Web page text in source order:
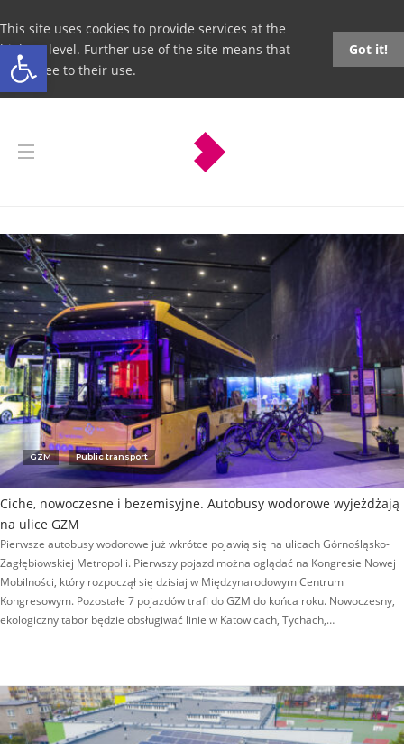
Open toolbar
This site uses cookies to provide services at the
highest level. Further use of the site means that
you agree to their use.
Got it!
GZM Public transport
Ciche, nowoczesne i bezemisyjne. Autobusy wodorowe wyjeżdżają
na ulice GZM
Pierwsze autobusy wodorowe już wkrótce pojawią się na ulicach Górnośląsko-
Zagłębiowskiej Metropolii. Pierwszy pojazd można oglądać na Kongresie Nowej
Mobilności, który rozpoczął się dzisiaj w Międzynarodowym Centrum
Kongresowym. Pozostałe 7 pojazdów trafi do GZM do końca roku. Nowoczesny,
ekologiczny tabor będzie obsługiwać linie w Katowicach, Tychach,…